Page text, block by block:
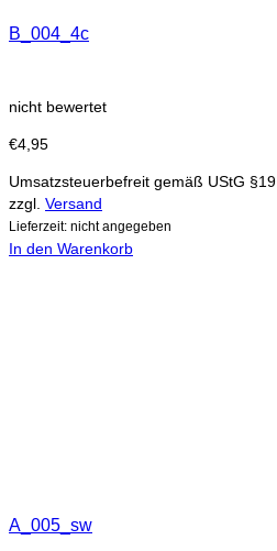
B_004_4c
nicht bewertet
€4,95
Umsatzsteuerbefreit gemäß UStG §19
zzgl. Versand
Lieferzeit: nicht angegeben
In den Warenkorb
A_005_sw